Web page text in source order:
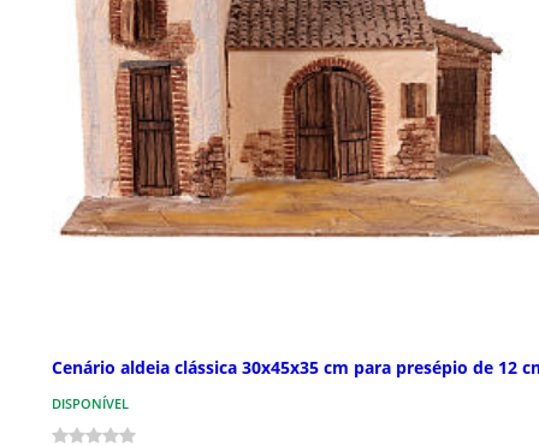
Cenário aldeia clássica 30x45x35 cm para presépio de 12
DISPONÍVEL